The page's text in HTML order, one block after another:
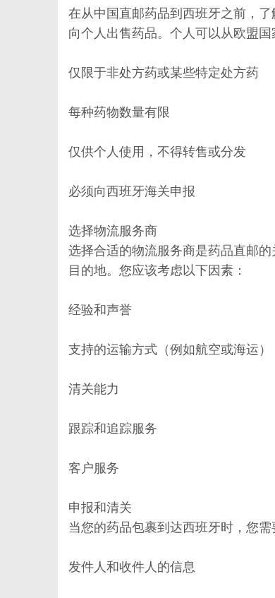
在从中国直邮药品到西班牙之前，
向个人出售药品。个人可以从欧盟
仅限于非处方药或某些特定处方药
每种药物数量有限
仅供个人使用，不得转售或分发
必须向西班牙海关申报
选择物流服务商
选择合适的物流服务商是药品直邮
目的地。您应该考虑以下因素：
经验和声誉
支持的运输方式（例如航空或海运）
清关能力
跟踪和追踪服务
客户服务
申报和清关
当您的药品包裹到达西班牙时，您
发件人和收件人的信息